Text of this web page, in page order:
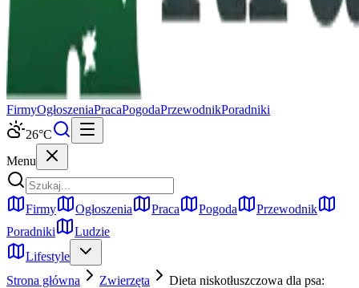
FirmyOgłoszeniaPracaPogodaPrzewodnikPoradniki
26°C
Menu
Firmy Ogłoszenia Praca Pogoda
Przewodnik
Poradniki
Ludzie
Lifestyle
Strona główna
Zwierzęta
Dieta niskotłuszczowa dla psa: